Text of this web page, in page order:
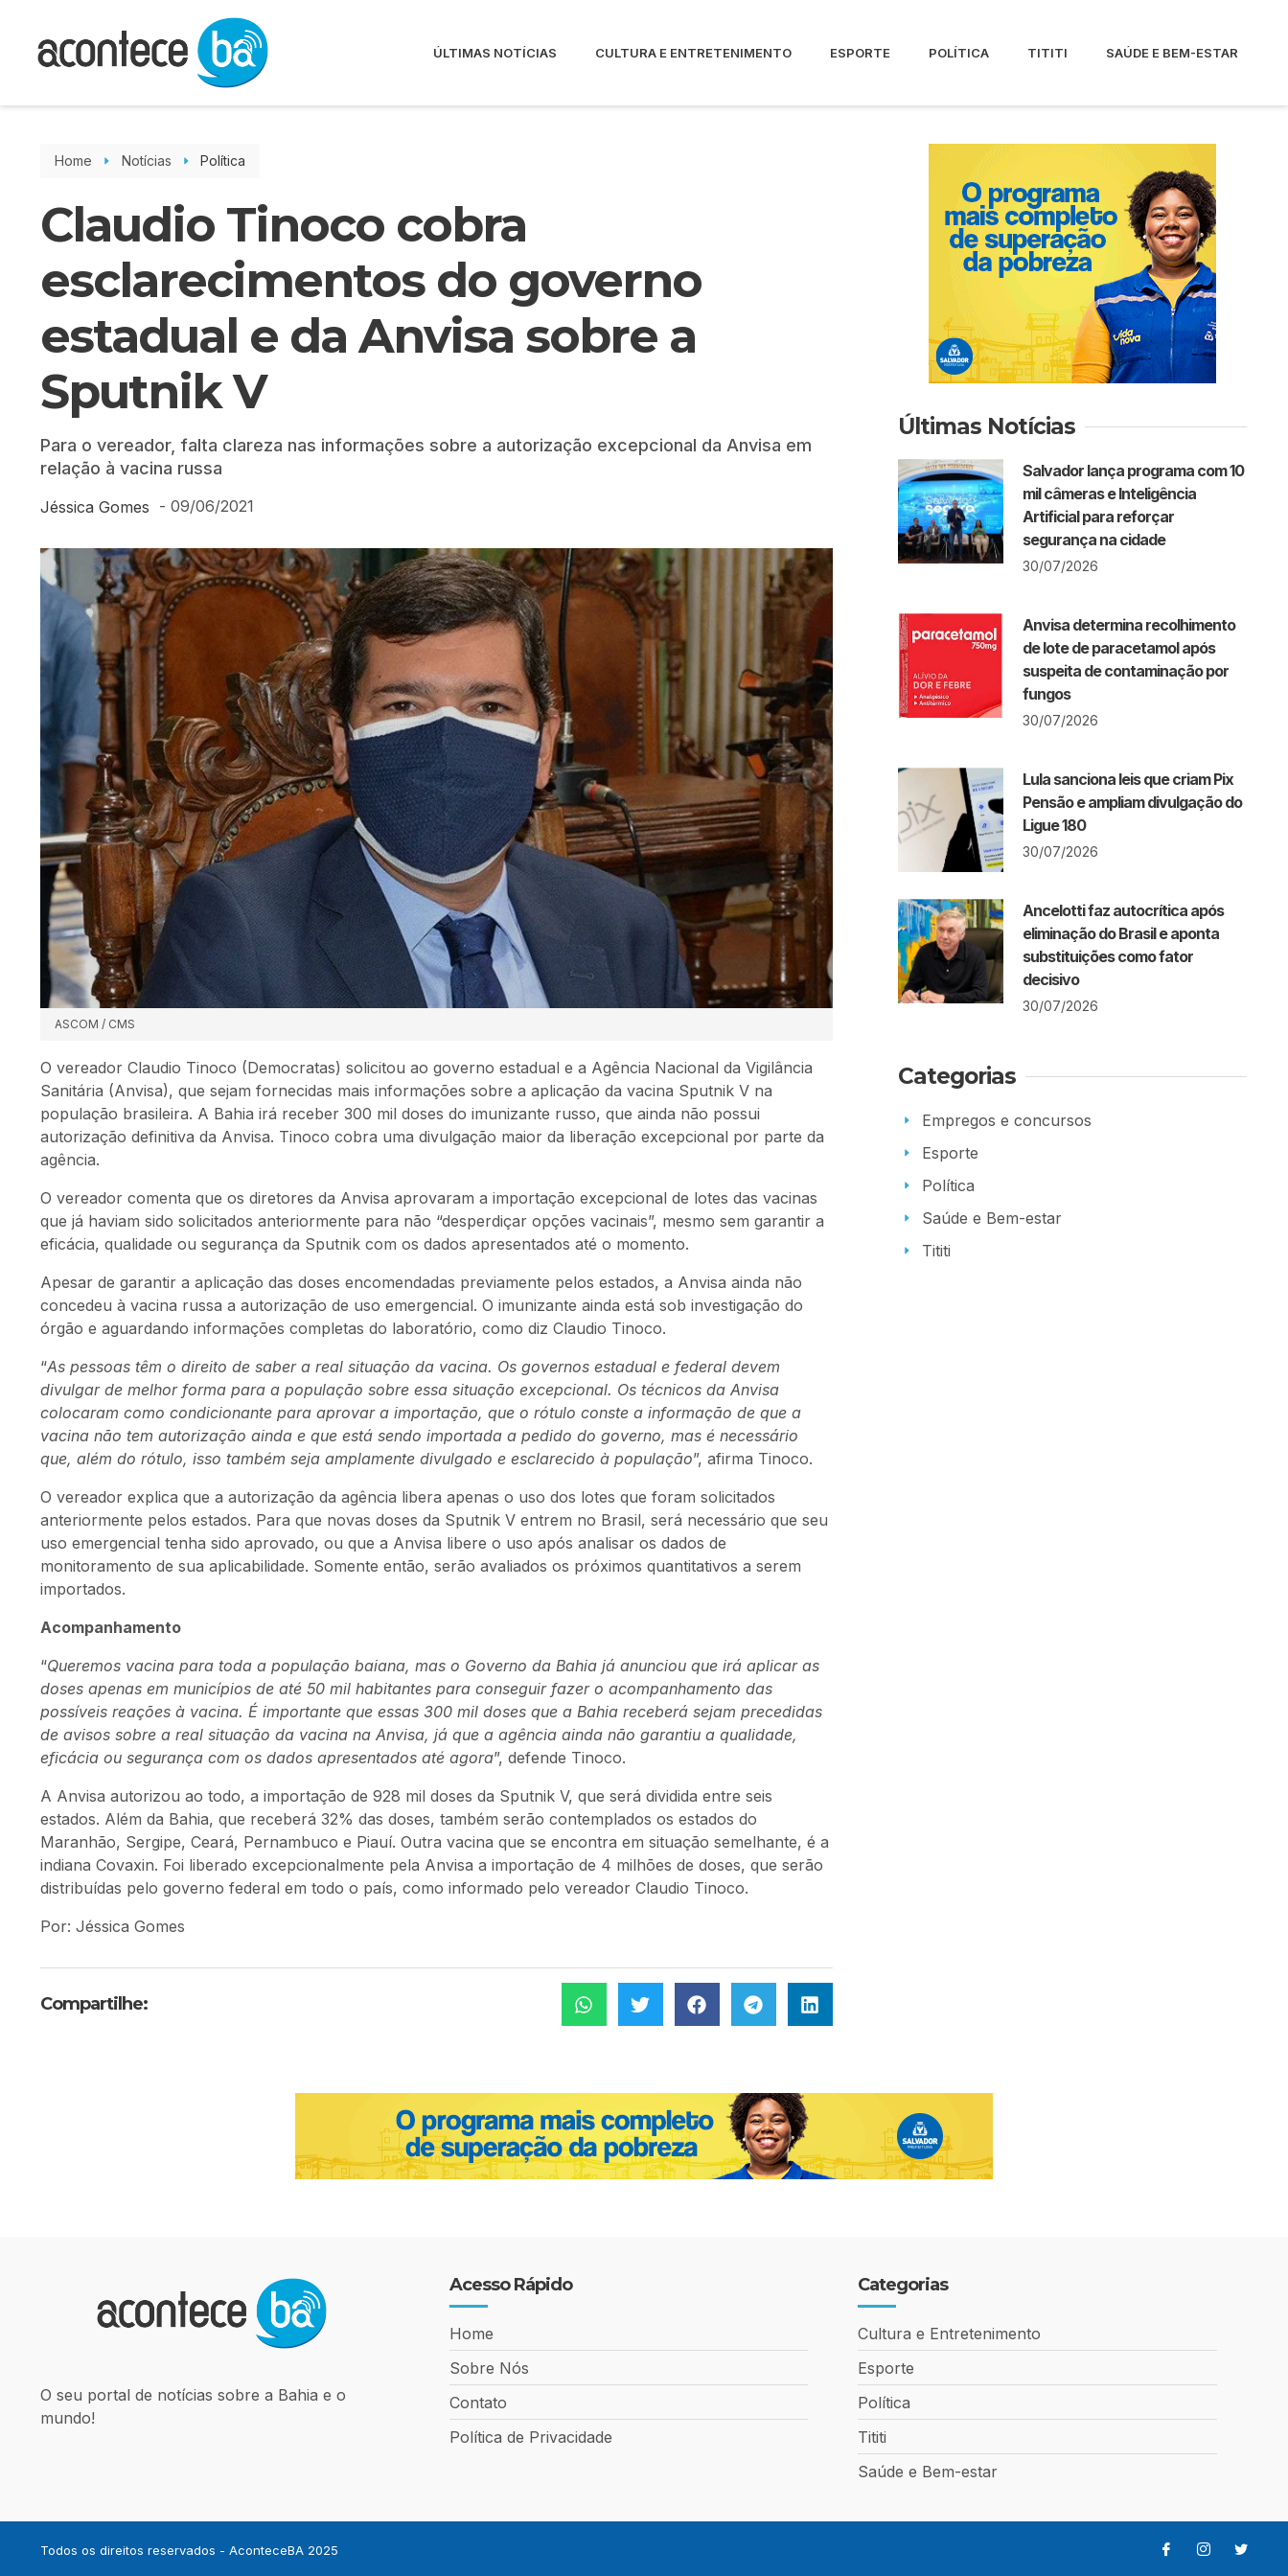
ÚLTIMAS NOTÍCIAS CULTURA E ENTRETENIMENTO ESPORTE POLÍTICA TITITI SAÚDE E BEM-ESTAR
Home Notícias Política
Claudio Tinoco cobra
esclarecimentos do governo
estadual e da Anvisa sobre a
Sputnik V
Para o vereador, falta clareza nas informações sobre a autorização excepcional da Anvisa em
relação à vacina russa
Jéssica Gomes - 09/06/2021
ASCOM / CMS
O vereador Claudio Tinoco (Democratas) solicitou ao governo estadual e a Agência Nacional da Vigilância
Sanitária (Anvisa), que sejam fornecidas mais informações sobre a aplicação da vacina Sputnik V na
população brasileira. A Bahia irá receber 300 mil doses do imunizante russo, que ainda não possui
autorização definitiva da Anvisa. Tinoco cobra uma divulgação maior da liberação excepcional por parte da
agência.
O vereador comenta que os diretores da Anvisa aprovaram a importação excepcional de lotes das vacinas
que já haviam sido solicitados anteriormente para não “desperdiçar opções vacinais”, mesmo sem garantir a
eficácia, qualidade ou segurança da Sputnik com os dados apresentados até o momento.
Apesar de garantir a aplicação das doses encomendadas previamente pelos estados, a Anvisa ainda não
concedeu à vacina russa a autorização de uso emergencial. O imunizante ainda está sob investigação do
órgão e aguardando informações completas do laboratório, como diz Claudio Tinoco.
“As pessoas têm o direito de saber a real situação da vacina. Os governos estadual e federal devem
divulgar de melhor forma para a população sobre essa situação excepcional. Os técnicos da Anvisa
colocaram como condicionante para aprovar a importação, que o rótulo conste a informação de que a
vacina não tem autorização ainda e que está sendo importada a pedido do governo, mas é necessário
que, além do rótulo, isso também seja amplamente divulgado e esclarecido à população”, afirma Tinoco.
O vereador explica que a autorização da agência libera apenas o uso dos lotes que foram solicitados
anteriormente pelos estados. Para que novas doses da Sputnik V entrem no Brasil, será necessário que seu
uso emergencial tenha sido aprovado, ou que a Anvisa libere o uso após analisar os dados de
monitoramento de sua aplicabilidade. Somente então, serão avaliados os próximos quantitativos a serem
importados.
Acompanhamento
“Queremos vacina para toda a população baiana, mas o Governo da Bahia já anunciou que irá aplicar as
doses apenas em municípios de até 50 mil habitantes para conseguir fazer o acompanhamento das
possíveis reações à vacina. É importante que essas 300 mil doses que a Bahia receberá sejam precedidas
de avisos sobre a real situação da vacina na Anvisa, já que a agência ainda não garantiu a qualidade,
eficácia ou segurança com os dados apresentados até agora”, defende Tinoco.
A Anvisa autorizou ao todo, a importação de 928 mil doses da Sputnik V, que será dividida entre seis
estados. Além da Bahia, que receberá 32% das doses, também serão contemplados os estados do
Maranhão, Sergipe, Ceará, Pernambuco e Piauí. Outra vacina que se encontra em situação semelhante, é a
indiana Covaxin. Foi liberado excepcionalmente pela Anvisa a importação de 4 milhões de doses, que serão
distribuídas pelo governo federal em todo o país, como informado pelo vereador Claudio Tinoco.
Por: Jéssica Gomes
Compartilhe:
Últimas Notícias
Salvador lança programa com 10
mil câmeras e Inteligência
Artificial para reforçar
segurança na cidade
30/07/2026
Anvisa determina recolhimento
de lote de paracetamol após
suspeita de contaminação por
fungos
30/07/2026
Lula sanciona leis que criam Pix
Pensão e ampliam divulgação do
Ligue 180
30/07/2026
Ancelotti faz autocrítica após
eliminação do Brasil e aponta
substituições como fator
decisivo
30/07/2026
Categorias
Empregos e concursos
Esporte
Política
Saúde e Bem-estar
Tititi
O seu portal de notícias sobre a Bahia e o
mundo!
Acesso Rápido
Home
Sobre Nós
Contato
Política de Privacidade
Categorias
Cultura e Entretenimento
Esporte
Política
Tititi
Saúde e Bem-estar
Todos os direitos reservados - AconteceBA 2025